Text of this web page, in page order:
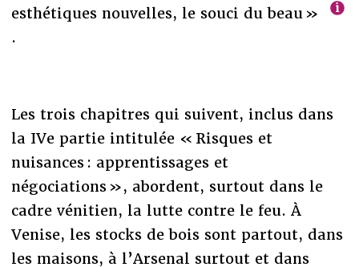
esthétiques nouvelles, le souci du beau »
.
Les trois chapitres qui suivent, inclus dans
la IVe partie intitulée « Risques et
nuisances : apprentissages et
négociations », abordent, surtout dans le
cadre vénitien, la lutte contre le feu. À
Venise, les stocks de bois sont partout, dans
les maisons, à l’Arsenal surtout et dans